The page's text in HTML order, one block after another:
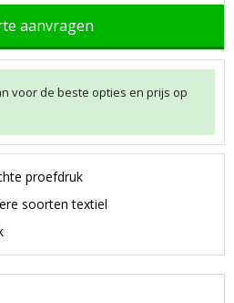
aanvragen
voor de beste opties en prijs op
proefdruk
soorten textiel